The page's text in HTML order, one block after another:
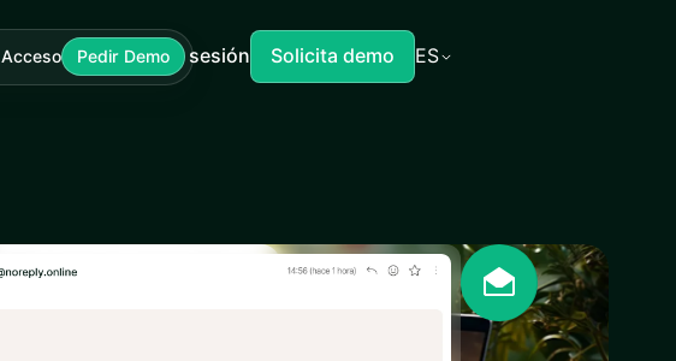
Acceso Pedir DemoIniciar sesión Solicita demo ES
Alerta de seguridad